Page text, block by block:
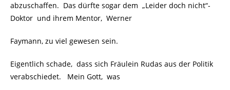
abzuschaffen. Das dürfte sogar dem „Leider doch nicht“-
Doktor und ihrem Mentor, Werner
Faymann, zu viel gewesen sein.
Eigentlich schade, dass sich Fräulein Rudas aus der Politik
verabschiedet. Mein Gott, was